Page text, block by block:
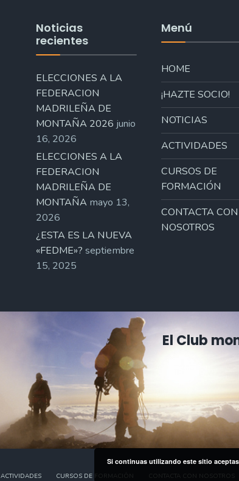
Noticias
recientes
ELECCIONES A LA
FEDERACION
MADRILEÑA DE
MONTAÑA 2026 junio
16, 2026
ELECCIONES A LA
FEDERACION
MADRILEÑA DE
MONTAÑA mayo 13,
2026
¿ESTA ES LA NUEVA
«FEDME»? septiembre
15, 2025
Menú
HOME
¡HAZTE SOCIO!
NOTICIAS
ACTIVIDADES
CURSOS DE
FORMACIÓN
CONTACTA CON
NOSOTROS
El Club
ACTIVIDADES CURSOS DE FORMACIÓN CONTACTA CON NOSOTROS
Si continuas utilizando este sitio